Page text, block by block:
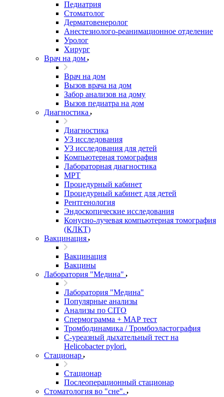
Педиатрия
Стоматолог
Дерматовенеролог
Анестезиолого-реанимационное отделение
Уролог
Хирург
Врач на дом
Врач на дом
Вызов врача на дом
Забор анализов на дому
Вызов педиатра на дом
Диагностика
Диагностика
УЗ исследования
УЗ исследования для детей
Компьютерная томография
Лабораторная диагностика
МРТ
Процедурный кабинет
Процедурный кабинет для детей
Рентгенология
Эндоскопические исследования
Конусно-лучевая компьютерная томография
(КЛКТ)
Вакцинация
Вакцинация
Вакцины
Лаборатория "Медина"
Лаборатория "Медина"
Популярные анализы
Анализы по CITO
Спермограмма + МАР тест
Тромбодинамика / Тромбоэластография
С-уреазный дыхательный тест на
Helicobacter pylori.
Стационар
Стационар
Послеоперационный стационар
Стоматология во "сне".